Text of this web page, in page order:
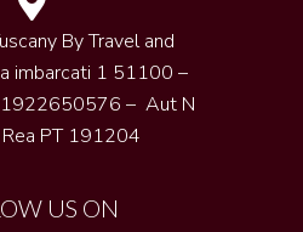
By Travel and
imbarcati 1 51100 –
– Aut N
PT 191204
US ON